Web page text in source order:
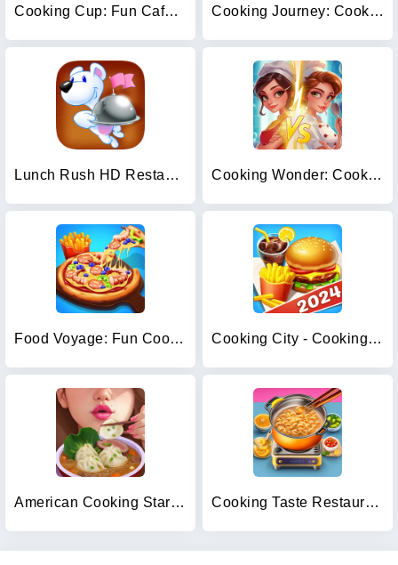
Cooking Cup: Fun Cafe Games Cooking Journey: Cooking Games
Lunch Rush HD Restaurant Games Cooking Wonder: Cooking Games
Food Voyage: Fun Cooking Games Cooking City - Cooking Games
American Cooking Star Games Cooking Taste Restaurant Games